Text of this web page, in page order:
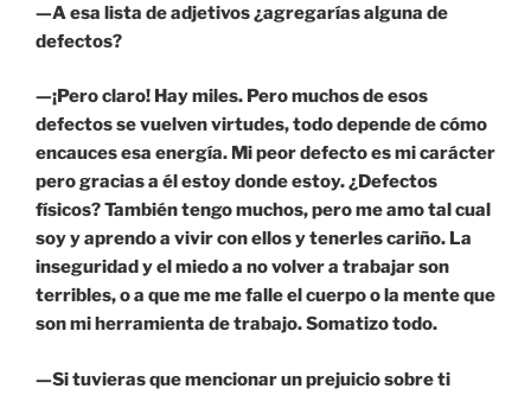
—A esa lista de adjetivos ¿agregarías alguna de
defectos?
—¡Pero claro! Hay miles. Pero muchos de esos
defectos se vuelven virtudes, todo depende de cómo
encauces esa energía. Mi peor defecto es mi carácter
pero gracias a él estoy donde estoy. ¿Defectos
físicos? También tengo muchos, pero me amo tal cual
soy y aprendo a vivir con ellos y tenerles cariño. La
inseguridad y el miedo a no volver a trabajar son
terribles, o a que me me falle el cuerpo o la mente que
son mi herramienta de trabajo. Somatizo todo.
—Si tuvieras que mencionar un prejuicio sobre ti